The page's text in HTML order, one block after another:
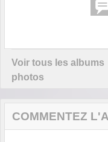
Voir tous les albums
photos
COMMENTEZ